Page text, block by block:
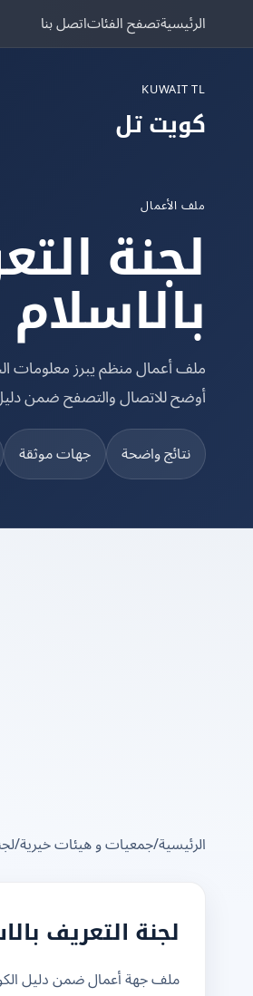
الرئيسيةتصفح الفئاتاتصل بنا
KUWAIT TL
كويت تل
ملف الأعمال
لجنة
بالاسلام
ملف أعمال منظم يبرز معلومات
أوضح للاتصال والتصفح ضمن
نتائج واضحة جهات موثقة
الرئيسية/جمعيات و هيئات خيرية/
لجنة التعريف
ملف جهة أعمال ضمن دليل